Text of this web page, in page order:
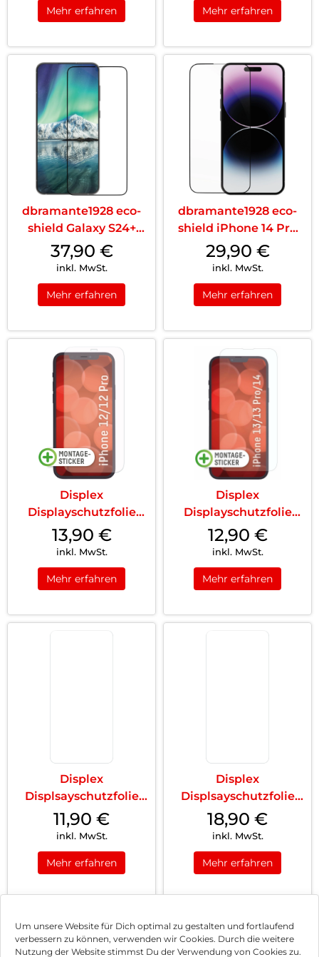
Um unsere Website für Dich optimal zu gestalten und fortlaufend
verbessern zu können, verwenden wir Cookies. Durch die weitere
Nutzung der Website stimmst Du der Verwendung von Cookies zu.
Mehr erfahren Mehr erfahren
dbramante1928 eco-
shield Galaxy S24+
Schwarz
37,90 €
inkl. MwSt.
Mehr erfahren
dbramante1928 eco-
shield iPhone 14 Pro
Schwarz
29,90 €
inkl. MwSt.
Mehr erfahren
Displex
Displayschutzfolie
(9H) iPhone 12/12 Pro
Transparent
13,90 €
inkl. MwSt.
Mehr erfahren
Displex
Displayschutzfolie
(9H) iPhone 13
Pro/14/13 Transparent
12,90 €
inkl. MwSt.
Mehr erfahren
Displex
Displsayschutzfolie
(9H) Galaxy S24
Transparent
11,90 €
inkl. MwSt.
Mehr erfahren
Displex
Displsayschutzfolie
(9H) Galaxy S24+
Transparent
18,90 €
inkl. MwSt.
Mehr erfahren
1 2 3 4 Nächste